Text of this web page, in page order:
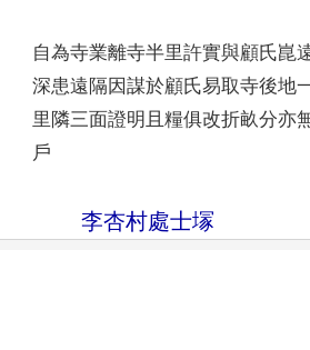
自為寺業離寺半里許實與顧氏崑
深患遠隔因謀於顧氏易取寺後地
里隣三面證明且糧俱改折畝分亦
戶
李杏村處士塜